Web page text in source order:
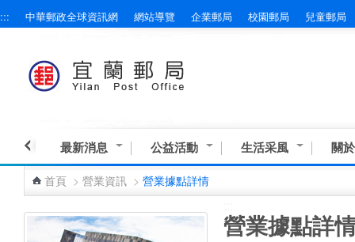
跳到主要內容區塊
::: 中華郵政全球資訊網 網站導覽 企業郵局 校園郵局 兒童郵局
最新消息 公益活動 生活采風 關
首頁 > 營業資訊 > 營業據點詳情
營業據點詳